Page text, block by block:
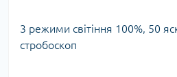
3 режими світіння 100%, 50
стробоскоп